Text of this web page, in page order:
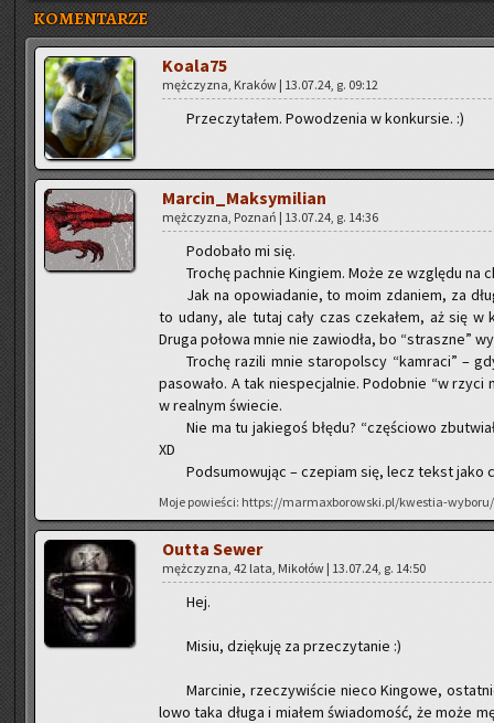
KOMENTARZE
Ko­ala­75
męż­czy­zna, Kra­ków | 13.07.24, g. 09:12
Prze­czy­ta­łem. Po­wo­dze­nia w kon­kur­sie. :)
Mar­cin_Mak­sy­mi­lian
męż­czy­zna, Po­znań | 13.07.24, g. 14:36
Po­do­ba­ło mi się.
Tro­chę pach­nie Kin­giem. Może ze wzglę­du
Jak na opo­wia­da­nie, to moim zda­niem, za
to udany, ale tutaj cały czas cze­ka­łem, aż się
Druga po­ło­wa mnie nie za­wio­dła, bo “strasz­ne”
Tro­chę ra­zi­li mnie sta­ro­pol­scy “kam­ra­ci” –
pa­so­wa­ło. A tak nie­spe­cjal­nie. Po­dob­nie “w rzyci
w re­al­nym świe­cie.
Nie ma tu ja­kie­goś błędu? “czę­ścio­wo
XD
Pod­su­mo­wu­jąc – cze­piam się, lecz tekst jako
Moje po­wie­ści: https://marmaxborowski.pl/kwestia-wyboru/
Outta Sewer
męż­czy­zna, 42 lata, Mi­ko­łów | 13.07.24, g. 14:50
Hej.
Misiu, dzię­ku­ję za prze­czy­ta­nie :)
Mar­ci­nie, rze­czy­wi­ście nieco Kin­go­we,
lo­wo taka długa i mia­łem świa­do­mość, że może